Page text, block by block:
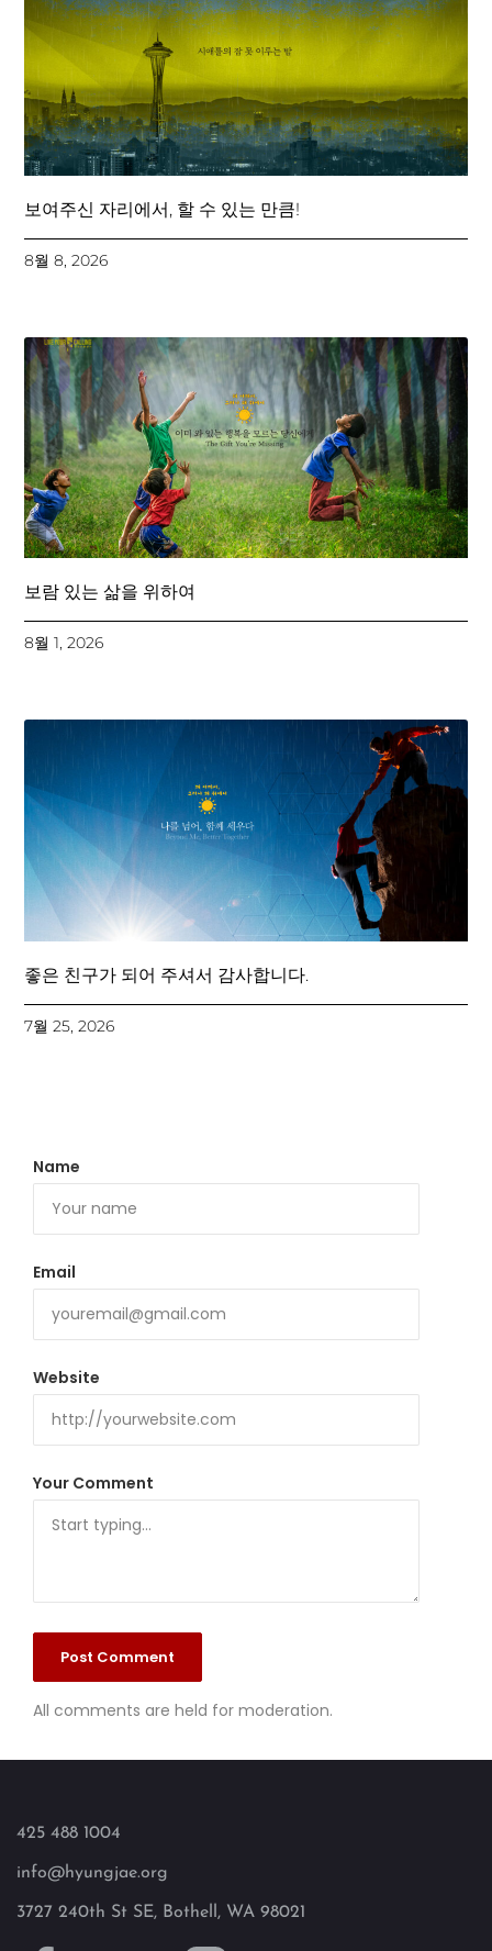
보여주신 자리에서, 할 수 있는 만큼!
8월 8, 2026
보람 있는 삶을 위하여
8월 1, 2026
좋은 친구가 되어 주셔서 감사합니다.
7월 25, 2026
Your Comment
All comments are held for moderation.
Name
Email
Website
425 488 1004
info@hyungjae.org
3727 240th St SE, Bothell, WA 98021